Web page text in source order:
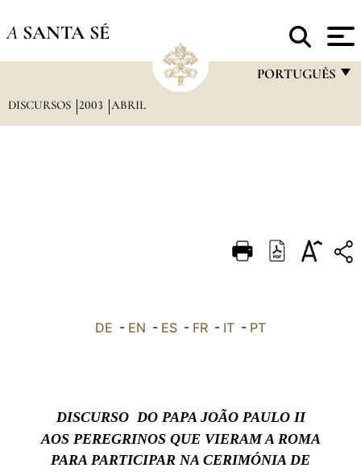
A SANTA SÉ
PORTUGUÊS
DEUTSCH
العربيّة
DISCURSOS 2003 ABRIL
DE - EN - ES - FR - IT - PT
DISCURSO DO PAPA JOÃO PAULO II
AOS PEREGRINOS QUE VIERAM A ROMA
PARA PARTICIPAR NA CERIMÓNIA DE